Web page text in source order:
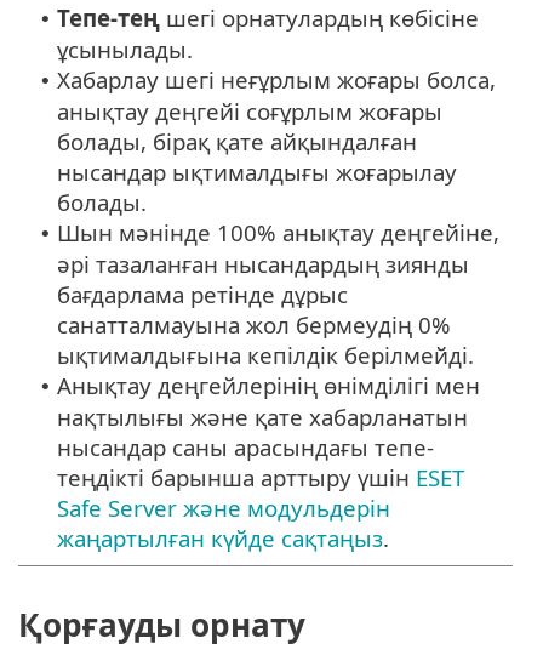
• Тепе-тең шегі орнатулардың көбісіне
ұсынылады.
• Хабарлау шегі неғұрлым жоғары болса,
анықтау деңгейі соғұрлым жоғары
болады, бірақ қате айқындалған
нысандар ықтималдығы жоғарылау
болады.
• Шын мәнінде 100% анықтау деңгейіне,
әрі тазаланған нысандардың зиянды
бағдарлама ретінде дұрыс
санатталмауына жол бермеудің 0%
ықтималдығына кепілдік берілмейді.
• Анықтау деңгейлерінің өнімділігі мен
нақтылығы және қате хабарланатын
нысандар саны арасындағы тепе-
теңдікті барынша арттыру үшін ESET
Safe Server және модульдерін
жаңартылған күйде сақтаңыз.
Қорғауды орнату